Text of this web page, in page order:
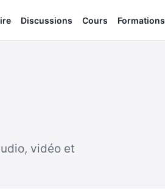
Discussions Cours Formations
vidéo et